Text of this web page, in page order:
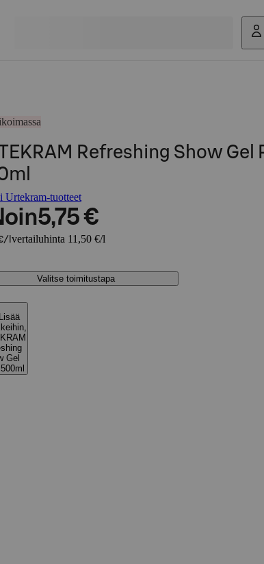
Refreshing Show Gel
Urtekram-tuotteet
5,75 €
l vertailuhinta 11,50 €/l
Valitse toimitustapa
Lisää
Gel